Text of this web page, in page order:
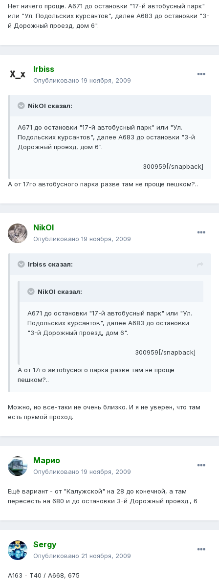
Нет ничего проще. А671 до остановки "17-й автобусный парк"
или "Ул. Подольских курсантов", далее А683 до остановки "3-
й Дорожный проезд, дом 6".
Irbiss
Опубликовано 19 ноября, 2009
NikOl сказал:
А671 до остановки "17-й автобусный парк" или "Ул.
Подольских курсантов", далее А683 до остановки "3-й
Дорожный проезд, дом 6".
300959[/snapback]
А от 17го автобусного парка разве там не проще пешком?..
NikOl
Опубликовано 19 ноября, 2009
Irbiss сказал:
NikOl сказал:
А671 до остановки "17-й автобусный парк" или "Ул.
Подольских курсантов", далее А683 до остановки
"3-й Дорожный проезд, дом 6".
300959[/snapback]
А от 17го автобусного парка разве там не проще
пешком?..
Можно, но все-таки не очень близко. И я не уверен, что там
есть прямой проход.
Марио
Опубликовано 19 ноября, 2009
Ещё вариант - от "Калужской" на 28 до конечной, а там
пересесть на 680 и до остановки 3-й Дорожный проезд., 6
Sergy
Опубликовано 21 ноября, 2009
А163 - Т40 / А668, 675